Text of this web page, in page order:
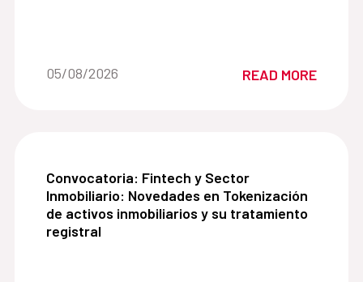
Date of the news::
05/08/2026 READ MORE
Convocatoria: Fintech y Sector Inmobiliario:
Convocatoria: Fintech y Sector
Inmobiliario: Novedades en Tokenización
de activos inmobiliarios y su tratamiento
registral